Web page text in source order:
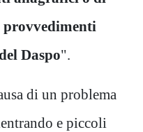
provvedimenti
Daspo".
di un problema
e piccoli